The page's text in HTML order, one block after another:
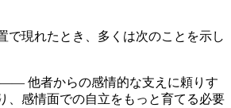
で現れたとき、多くは次のことを示し
―― 他者からの感情的な支えに頼りす
、感情面での自立をもっと育てる必要